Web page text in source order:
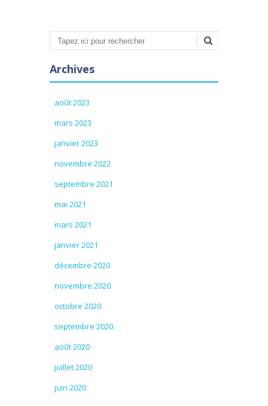
Recherche
Archives
août 2023
mars 2023
janvier 2023
novembre 2022
septembre 2021
mai 2021
mars 2021
janvier 2021
décembre 2020
novembre 2020
octobre 2020
septembre 2020
août 2020
juillet 2020
juin 2020